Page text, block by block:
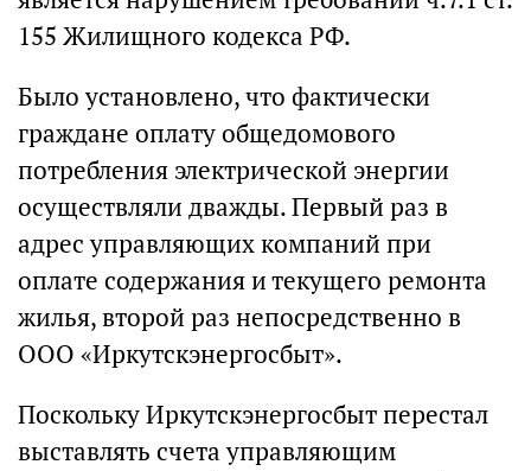
155 Жилищного кодекса РФ.
Было установлено, что фактически
граждане оплату общедомового
потребления электрической энергии
осуществляли дважды. Первый раз в
адрес управляющих компаний при
оплате содержания и текущего ремонта
жилья, второй раз непосредственно в
ООО «Иркутскэнергосбыт».
Поскольку Иркутскэнергосбыт перестал
выставлять счета управляющим